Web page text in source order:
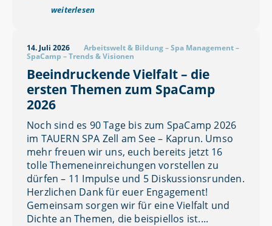
weiterlesen
14. Juli 2026 Arbeitswelt & Bildung–Spa Management–
SpaCamp –Trends & Visionen
Beeindruckende Vielfalt – die
ersten Themen zum SpaCamp
2026
Noch sind es 90 Tage bis zum SpaCamp 2026
im TAUERN SPA Zell am See – Kaprun. Umso
mehr freuen wir uns, euch bereits jetzt 16
tolle Themeneinreichungen vorstellen zu
dürfen – 11 Impulse und 5 Diskussionsrunden.
Herzlichen Dank für euer Engagement!
Gemeinsam sorgen wir für eine Vielfalt und
Dichte an Themen, die beispiellos ist....